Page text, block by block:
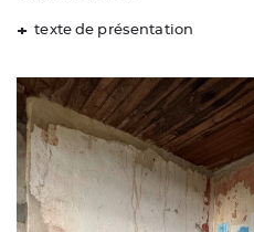
texte de présentation